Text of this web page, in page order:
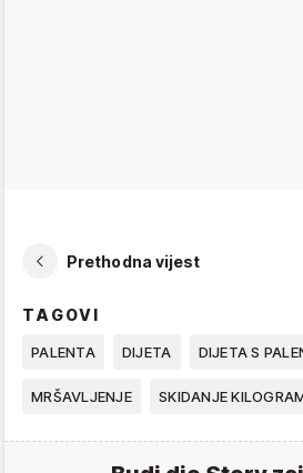
Prethodna vijest
TAGOVI
PALENTA DIJETA DIJETA S
MRŠAVLJENJE SKIDANJE